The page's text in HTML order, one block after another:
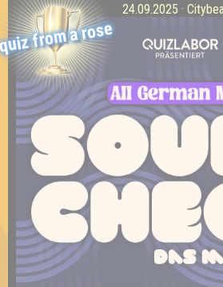
from a rose
24.09.2025 ·